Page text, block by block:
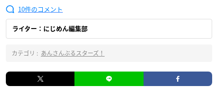
10
ライター：にじめん編集部
カテゴリ : あんさんぶるスターズ！